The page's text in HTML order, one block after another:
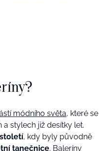
módního světa, které se
stylech již desítky let.
, kdy byly původně
tanečnice. Baleríny